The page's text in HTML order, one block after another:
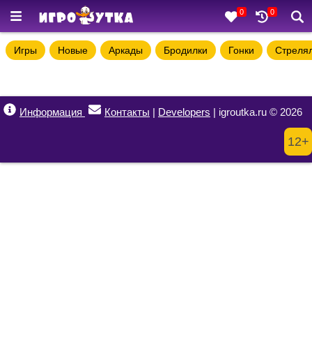
0 0
Игры Новые Аркады Бродилки Гонки
Информация Контакты | Developers | igroutka.ru © 2026
12+